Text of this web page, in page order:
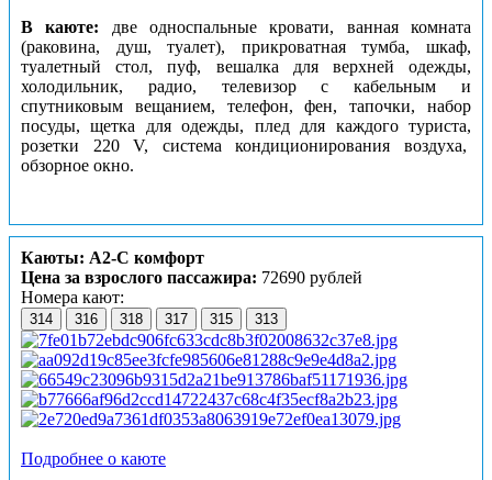
В каюте: две односпальные кровати, ванная комната
(раковина, душ, туалет), прикроватная тумба, шкаф,
туалетный стол, пуф, вешалка для верхней одежды,
холодильник, радио, телевизор с кабельным и
спутниковым вещанием, телефон, фен, тапочки, набор
посуды, щетка для одежды, плед для каждого туриста,
розетки 220 V, система кондиционирования воздуха,
обзорное окно.
Каюты: А2-С комфорт
Цена за взрослого пассажира: 72690 рублей
Номера кают:
314 316 318 317 315 313
Подробнее о каюте